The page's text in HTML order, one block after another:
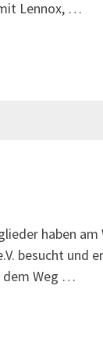
Lennox, …
haben
besucht und
dem Weg …